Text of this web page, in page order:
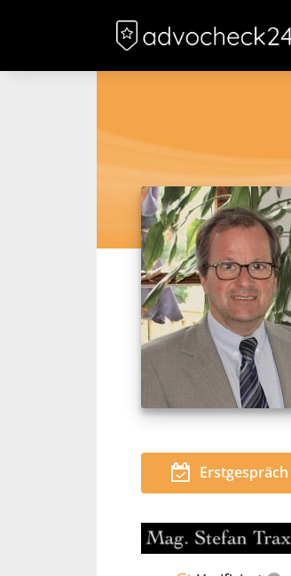
Erstgespräch